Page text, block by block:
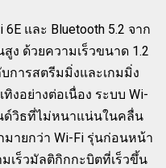
และ Bluetooth 5.2 จาก
ง ด้วยความเร็วขนาด 1.2
การสตรีมมิ่งและเกมมิ่ง
งอย่างต่อเนื่อง ระบบ Wi-
ด์วิธที่ไม่หนาแน่นในคลื่น
ายกว่า Wi-Fi รุ่นก่อนหน้า
เร็วมัลติกิกกะบิตที่เร็วขึ้น